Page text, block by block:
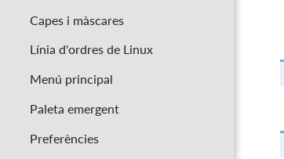
Capes i màscares
Línia d'ordres de Linux
Menú principal
Paleta emergent
Preferències